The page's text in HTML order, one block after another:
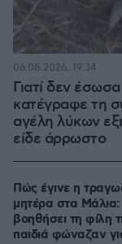
Γιατί δεν
κατέγραφε τη
αγέλη λύκων
είδε άρρωστο
06.08.2026, 19:34
Πώς έγινε η
μητέρα στα
βοηθήσει τη φίλη
παιδιά φώναζαν